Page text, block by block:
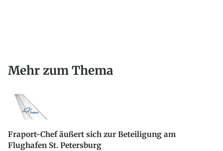
Mehr zum Thema
Fraport-Chef äußert sich zur Beteiligung am
Flughafen St. Petersburg